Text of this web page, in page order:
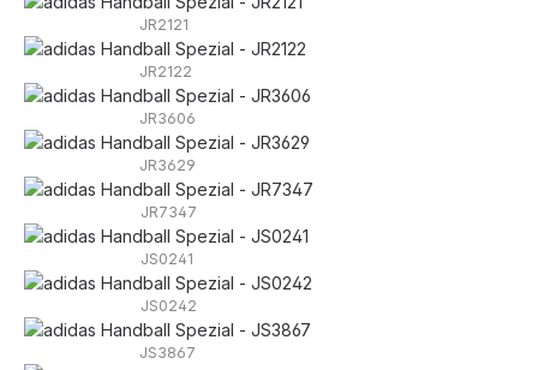
JR2121
JR2122
JR3606
JR3629
JR7347
JS0241
JS0242
JS3867